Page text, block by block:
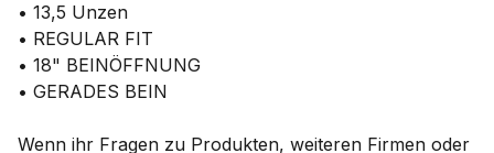
• 13,5 Unzen
• REGULAR FIT
• 18" BEINÖFFNUNG
• GERADES BEIN
Wenn ihr Fragen zu Produkten, weiteren Firmen oder